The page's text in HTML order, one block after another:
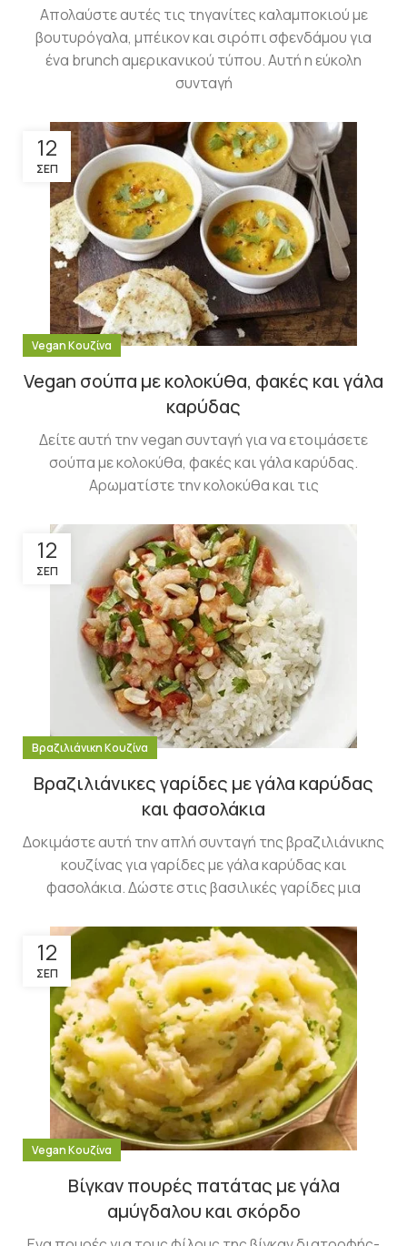
Απολαύστε αυτές τις τηγανίτες καλαμποκιού με
βουτυρόγαλα, μπέικον και σιρόπι σφενδάμου για
ένα brunch αμερικανικού τύπου. Αυτή η εύκολη
συνταγή
12
ΣΕΠ
Vegan Κουζίνα
Vegan σούπα με κολοκύθα, φακές και γάλα
καρύδας
Δείτε αυτή την vegan συνταγή για να ετοιμάσετε
σούπα με κολοκύθα, φακές και γάλα καρύδας.
Αρωματίστε την κολοκύθα και τις
12
ΣΕΠ
Βραζιλιάνικη Κουζίνα
Βραζιλιάνικες γαρίδες με γάλα καρύδας
και φασολάκια
Δοκιμάστε αυτή την απλή συνταγή της βραζιλιάνικης
κουζίνας για γαρίδες με γάλα καρύδας και
φασολάκια. Δώστε στις βασιλικές γαρίδες μια
12
ΣΕΠ
Vegan Κουζίνα
Βίγκαν πουρές πατάτας με γάλα
αμύγδαλου και σκόρδο